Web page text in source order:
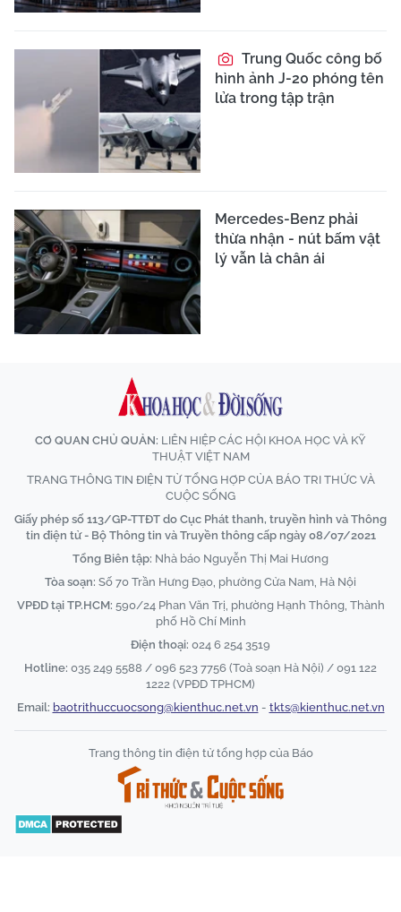
Trung Quốc công bố
hình ảnh J-20 phóng tên
lửa trong tập trận
Mercedes-Benz phải
thừa nhận - nút bấm vật
lý vẫn là chân ái
CƠ QUAN CHỦ QUẢN: LIÊN HIỆP CÁC HỘI KHOA HỌC VÀ KỸ
THUẬT VIỆT NAM
TRANG THÔNG TIN ĐIỆN TỬ TỔNG HỢP CỦA BÁO TRI THỨC VÀ
CUỘC SỐNG
Giấy phép số 113/GP-TTĐT do Cục Phát thanh, truyền hình và Thông
tin điện tử - Bộ Thông tin và Truyền thông cấp ngày 08/07/2021
Tổng Biên tập: Nhà báo Nguyễn Thị Mai Hương
Tòa soạn: Số 70 Trần Hưng Đạo, phường Cửa Nam, Hà Nội
VPĐD tại TP.HCM: 590/24 Phan Văn Trị, phường Hạnh Thông, Thành
phố Hồ Chí Minh
Điện thoại: 024 6 254 3519
Hotline: 035 249 5588 / 096 523 7756 (Toà soạn Hà Nội) / 091 122
1222 (VPĐD TPHCM)
Email: baotrithuccuocsong@kienthuc.net.vn - tkts@kienthuc.net.vn
Trang thông tin điện tử tổng hợp của Báo